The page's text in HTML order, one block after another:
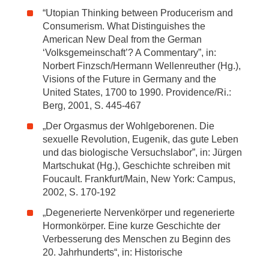
“Utopian Thinking between Producerism and
Consumerism. What Distinguishes the
American New Deal from the German
‘Volksgemeinschaft’? A Commentary”, in:
Norbert Finzsch/Hermann Wellenreuther (Hg.),
Visions of the Future in Germany and the
United States, 1700 to 1990. Providence/Ri.:
Berg, 2001, S. 445-467
„Der Orgasmus der Wohlgeborenen. Die
sexuelle Revolution, Eugenik, das gute Leben
und das biologische Versuchslabor”, in: Jürgen
Martschukat (Hg.), Geschichte schreiben mit
Foucault. Frankfurt/Main, New York: Campus,
2002, S. 170-192
„Degenerierte Nervenkörper und regenerierte
Hormonkörper. Eine kurze Geschichte der
Verbesserung des Menschen zu Beginn des
20. Jahrhunderts“, in: Historische